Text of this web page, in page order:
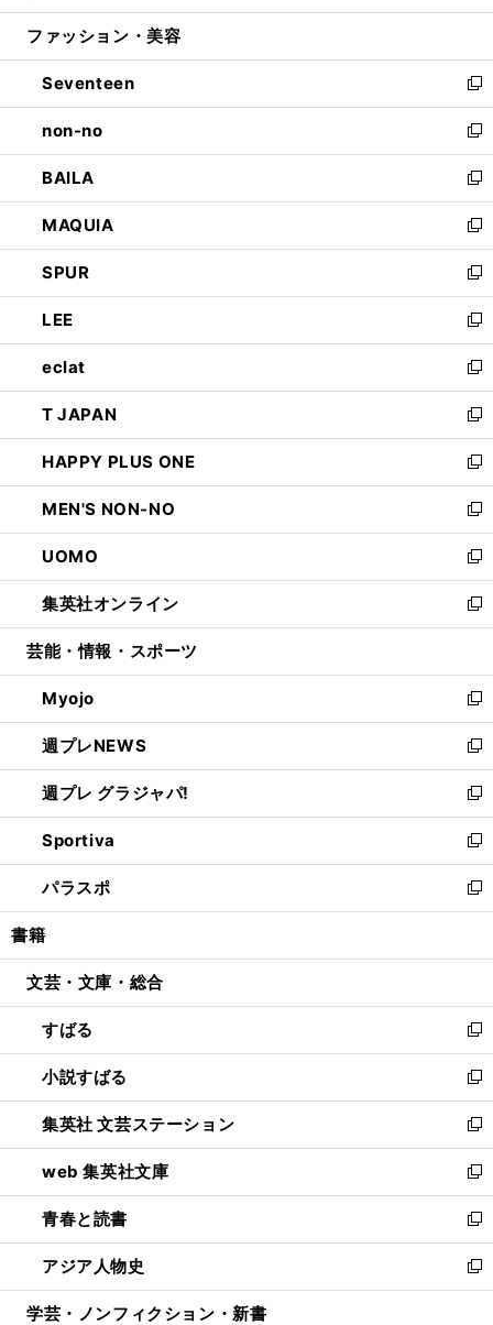
開
ウ
開
く
ン
ウ
で
開
く
ウ
ン
ド
ウ
で
開
く
ファッション・美容
Seventeen
新
し
い
ウ
ィ
ン
ド
ウ
で
開
く
non-no
新
し
い
ウ
ィ
ン
ド
ウ
で
開
く
BAILA
新
し
い
ウ
ィ
ン
ド
ウ
で
開
く
MAQUIA
新
し
い
ウ
ィ
ン
ド
ウ
で
開
く
SPUR
新
し
い
ウ
ィ
ン
ド
ウ
で
開
く
LEE
新
し
い
ウ
ィ
ン
ド
ウ
で
開
く
eclat
新
し
い
ウ
ィ
ン
ド
ウ
で
開
く
T JAPAN
新
し
い
ウ
ィ
ン
ド
ウ
で
開
HAPPY PLUS ONE
新
し
い
ウ
ィ
ン
ド
ウ
開
く
MEN'S NON-NO
新
し
い
ウ
ィ
ン
ウ
で
開
く
UOMO
新
し
い
ウ
ン
ド
ウ
で
開
く
集英社オンライン
新
し
ウ
ィ
ン
ド
ウ
で
開
く
芸能・情報・スポーツ
Myojo
新
し
い
ウ
ィ
ン
ド
ウ
で
開
週プレNEWS
新
し
い
ウ
ィ
ン
ド
ウ
開
週プレ グラジャパ!
新
し
い
ウ
ィ
ン
ウ
開
く
Sportiva
新
し
い
ウ
ン
ウ
で
開
く
パラスポ
新
し
ウ
ン
ド
ウ
で
開
く
書籍
文芸・文庫・総合
すばる
新
し
い
ウ
ィ
ン
ド
ウ
で
開
く
小説すばる
新
し
い
ウ
ィ
ン
ド
ウ
で
開
集英社 文芸ステーション
新
し
い
ウ
ィ
ン
ド
ウ
web 集英社文庫
新
し
い
ウ
ィ
ン
青春と読書
新
し
い
ウ
アジア人物史
新
し
学芸・ノンフィクション・新書